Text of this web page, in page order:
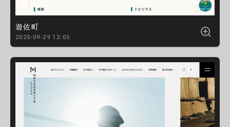
遊佐町
2025-09-29 12:05